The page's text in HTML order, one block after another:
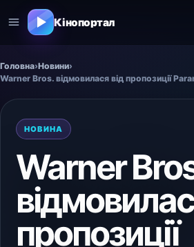
Кінопортал
Головна›Новини›
НОВИНА
Warner
пропозиції